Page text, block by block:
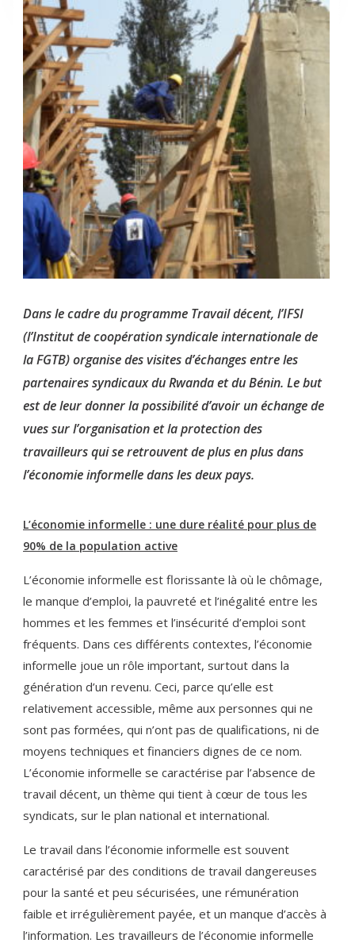
Dans le cadre du programme Travail décent, l’IFSI
(l’Institut de coopération syndicale internationale de
la FGTB) organise des visites d’échanges entre les
partenaires syndicaux du Rwanda et du Bénin. Le but
est de leur donner la possibilité d’avoir un échange de
vues sur l’organisation et la protection des
travailleurs qui se retrouvent de plus en plus dans
l’économie informelle dans les deux pays.
L’économie informelle : une dure réalité pour plus de
90% de la population active
L’économie informelle est florissante là où le chômage,
le manque d’emploi, la pauvreté et l’inégalité entre les
hommes et les femmes et l’insécurité d’emploi sont
fréquents. Dans ces différents contextes, l’économie
informelle joue un rôle important, surtout dans la
génération d’un revenu. Ceci, parce qu’elle est
relativement accessible, même aux personnes qui ne
sont pas formées, qui n’ont pas de qualifications, ni de
moyens techniques et financiers dignes de ce nom.
L’économie informelle se caractérise par l’absence de
travail décent, un thème qui tient à cœur de tous les
syndicats, sur le plan national et international.
Le travail dans l’économie informelle est souvent
caractérisé par des conditions de travail dangereuses
pour la santé et peu sécurisées, une rémunération
faible et irrégulièrement payée, et un manque d’accès à
l’information. Les travailleurs de l’économie informelle